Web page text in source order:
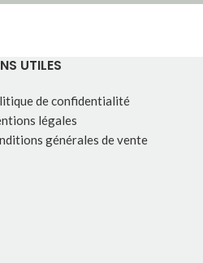
UTILES
de confidentialité
légales
générales de vente